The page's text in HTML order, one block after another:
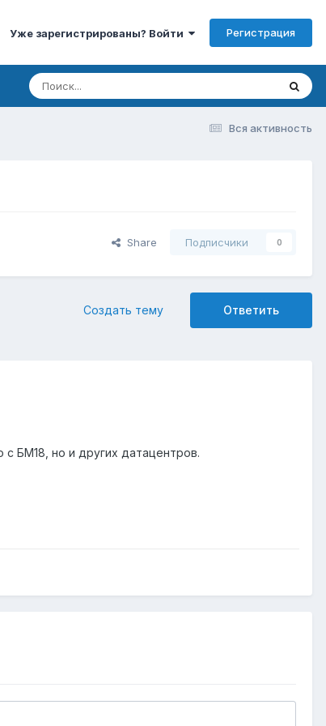
Уже зарегистрированы? Войти Регистрация
Вся активность
Share Подписчики 0
Ответить
Создать тему
БМ18, но и других датацентров.